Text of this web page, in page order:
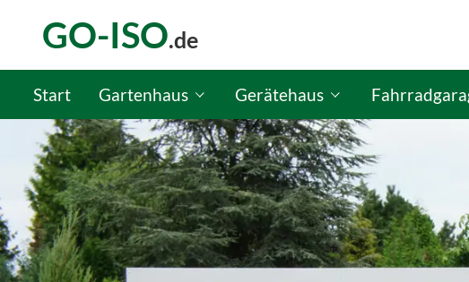
GO-ISO.de
Start Gartenhaus
GO-ISO Gartenhaus-Konfigurator
Gerätehaus
GO-ISO Gerätehaus-Konfigurator
GO-ISO